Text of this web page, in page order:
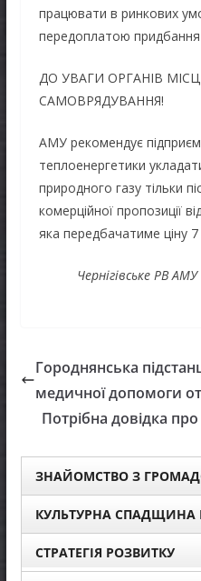
працювати в ринкових
передоплатою придбання
ДО УВАГИ ОРГАНІВ
САМОВРЯДУВАННЯ!
АМУ рекомендує
теплоенергетики
природного газу тільки
комерційної пропозиції
яка передбачатиме ціну
Чернігівське РВ
Городнянська
медичної допомоги
Потрібна довідка
ЗНАЙОМСТВО З
КУЛЬТУРНА
СТРАТЕГІЯ РОЗВИТКУ